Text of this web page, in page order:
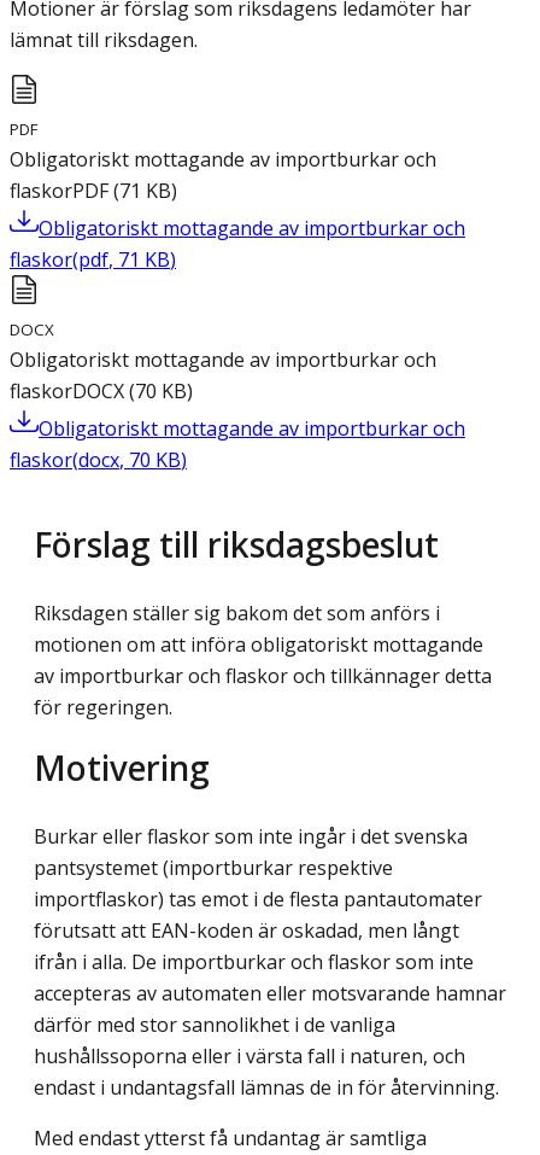
Motioner är förslag som riksdagens ledamöter har
lämnat till riksdagen.
PDF
Obligatoriskt mottagande av importburkar och
flaskorPDF(71 KB)
Obligatoriskt mottagande av importburkar och
flaskor(pdf, 71 KB)
DOCX
Obligatoriskt mottagande av importburkar och
flaskorDOCX(70 KB)
Obligatoriskt mottagande av importburkar och
flaskor(docx, 70 KB)
Förslag till riksdagsbeslut
Riksdagen ställer sig bakom det som anförs i
motionen om att införa obligatoriskt mottagande
av importburkar och flaskor och tillkännager detta
för regeringen.
Motivering
Burkar eller flaskor som inte ingår i det svenska
pantsystemet (importburkar respektive
importflaskor) tas emot i de flesta pantautomater
förutsatt att EAN-koden är oskadad, men långt
ifrån i alla. De importburkar och flaskor som inte
accepteras av automaten eller motsvarande hamnar
därför med stor sannolikhet i de vanliga
hushållssoporna eller i värsta fall i naturen, och
endast i undantagsfall lämnas de in för återvinning.
Med endast ytterst få undantag är samtliga